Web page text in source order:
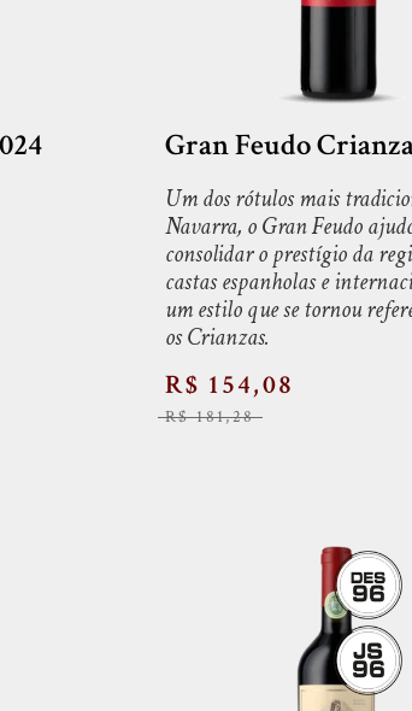
Gran Feudo
Um dos rótulos mais
Navarra, o Gran Feudo
consolidar o prestígio da
castas espanholas e
um estilo que se tornou
os Crianzas.
R$ 154,08
R$ 181,28